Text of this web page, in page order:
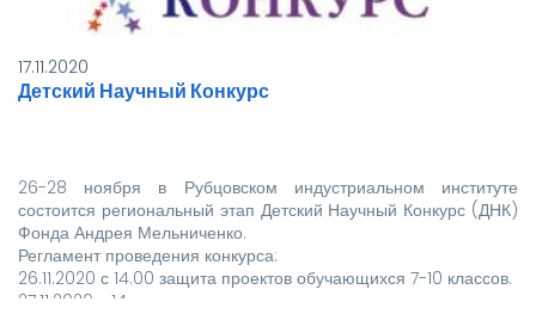
17.11.2020
Детский Научный Конкурс
26-28 ноября в Рубцовском индустриальном институте
состоится региональный этап Детский Научный Конкурс (ДНК)
Фонда Андрея Мельниченко.
Регламент проведения конкурса:
26.11.2020 с 14.00 защита проектов обучающихся 7-10 классов.
27.11.2020 с 14.…